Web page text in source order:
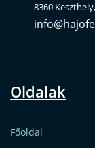
8360
Oldalak
Főoldal